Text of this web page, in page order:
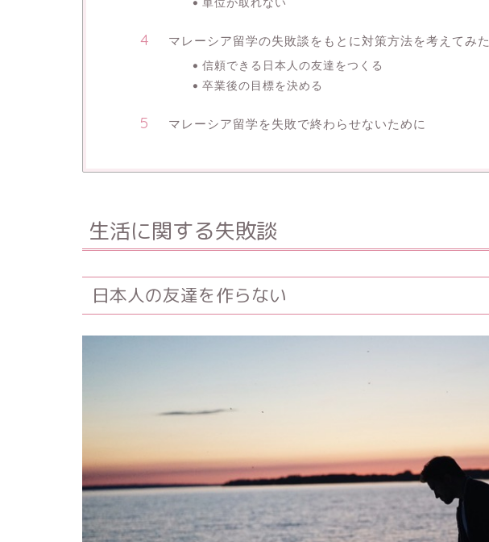
マレーシア留学の失敗談をもとに対策方法を考えてみた
信頼できる日本人の友達をつくる
卒業後の目標を決める
マレーシア留学を失敗で終わらせないために
生活に関する失敗談
日本人の友達を作らない